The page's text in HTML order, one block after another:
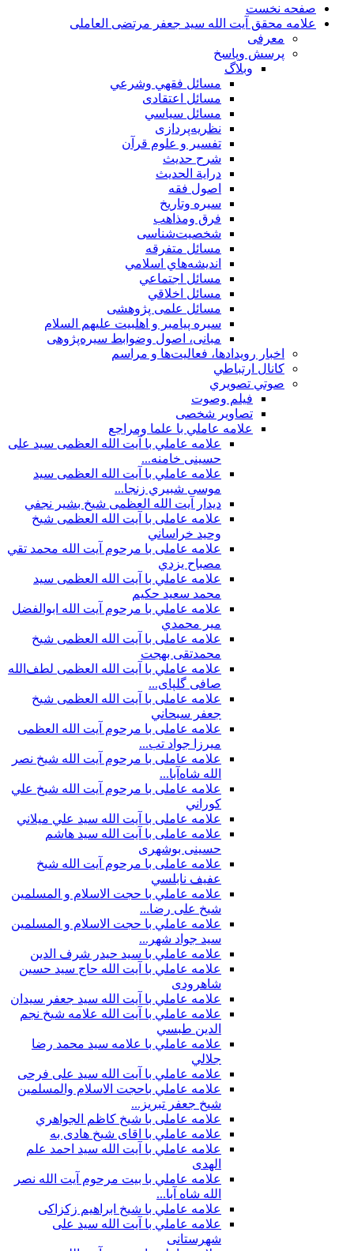
صفحه نخست
علامه محقق آیت الله سید جعفر مرتضی العاملی
معرفی
پرسش وپاسخ
وبلاگ
مسائل فقهي وشرعي
مسائل اعتقادی
مسائل سياسي
نظریه‌پردازی
تفسیر و علوم قرآن
شرح حديث
درایة الحديث
اصول فقه
سیره وتاریخ
فرق ومذاهب
شخصیت‌شناسی
مسائل متفرقه
انديشه‌هاي اسلامي
مسائل اجتماعي
مسائل اخلاقي
مسائل علمی پژوهشی
سيره پيامبر و اهلبيت علیهم السلام
مبانی، اصول وضوابط سيره‌پژوهی
اخبار رويدادها، فعاليت‌ها و مراسم
كانال ارتباطي
صوتي تصويري
فیلم وصوت
تصاویر شخصی
علامه عاملي با علما ومراجع
علامه عاملي با آیت الله العظمی سید علی
حسینی خامنه...
علامه عاملي با آيت الله العظمى سید
موسی شبيري زنجا...
ديدار آيت الله العظمى شيخ بشير نجفي
علامه عاملی با آيت الله العظمى شيخ
وحيد خراساني
علامه عاملی با مرحوم آيت الله محمد تقي
مصباح يزدي
علامه عاملي با آیت الله العظمی سید
محمد سعید حکیم
علامه عاملي با مرحوم آیت الله ابوالفضل
مير محمدي
علامه عاملی با آيت الله العظمى شيخ
محمدتقی بهجت
علامه عاملي با آیت الله العظمی لطف‌الله
صافی گلپای...
علامه عاملی با آيت الله العظمى شيخ
جعفر سبحاني
علامه عاملی با مرحوم آيت الله العظمى
ميرزا جواد تب...
علامه عاملی با مرحوم آيت الله شيخ نصر
الله شاه‌آبا...
علامه عاملی با مرحوم آيت الله شيخ علي
كوراني
علامه عاملی با آیت الله سيد علي ميلاني
علامه عاملی با آيت الله سید هاشم
حسینی بوشهری
علامه عاملی با مرحوم آيت الله شيخ
عفيف نابلسي
علامه عاملي با حجت الاسلام و المسلمین
شیخ علی رضا...
علامه عاملي با حجت الاسلام و المسلمین
سید جواد شهر...
علامه عاملي با سيد حیدر شرف الدين
علامه عاملي با آیت‌ الله حاج سید حسین
شاهرودی
علامه عاملي با آیت الله سید جعفر سيدان
علامه عاملي با آیت الله علامه شيخ نجم
الدين طبسي
علامه عاملي با علامه سيد محمد رضا
جلالي
علامه عاملي با آيت الله سید علی فرحی
علامه عاملي باحجت الاسلام والمسلمين
شیخ جعفر تبریز...
علامه عاملی با شيخ كاظم الجواهري
علامه عاملي با اقای شیخ هادی به
علامه عاملي با آیت الله سید احمد علم
الهدی
علامه عاملي با بيت مرحوم آيت الله نصر
الله شاه آبا...
علامه عاملي با شیخ ابراهیم زکزاکی
علامه عاملي با آيت الله سید علی
شهرستانی